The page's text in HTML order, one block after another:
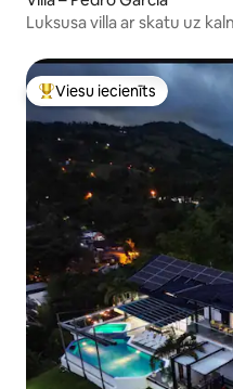
Luksusa villa ar skatu uz
Populārs viesu iecienīts
Viesu iecienīts